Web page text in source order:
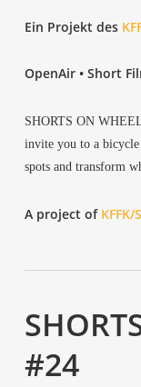
Ein Pro­jekt des
Open­Air • Short
SHORTS ON
invi­te you to a bicy­cle
spots and trans­form
A pro­ject of
#24